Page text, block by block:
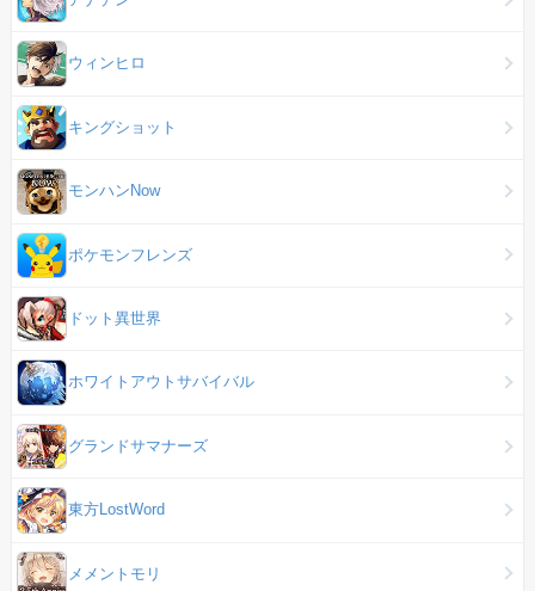
ウィンヒロ
キングショット
モンハンNow
ポケモンフレンズ
ドット異世界
ホワイトアウトサバイバル
グランドサマナーズ
東方LostWord
メメントモリ